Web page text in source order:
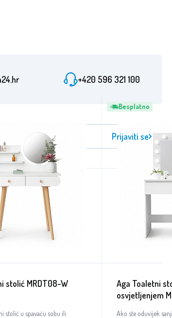
stolić MRDT08-W
stolić u spavaću sobu ili
Besplatno
Aga Toaletni
osvjetljenjem
Ako ste oduvijek
+420 596 321 100
Prijaviti se